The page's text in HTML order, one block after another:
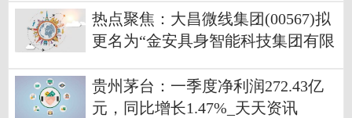
热点聚焦：大昌微线集团(00567)拟
更名为“金安具身智能科技集团有限
贵州茅台：一季度净利润272.43亿
元，同比增长1.47%_天天资讯